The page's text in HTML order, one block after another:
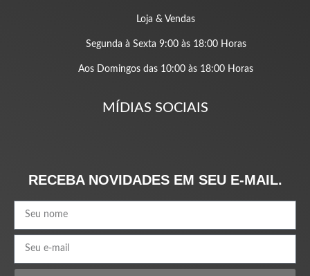
Loja & Vendas
Segunda à Sexta 9:00 às 18:00 Horas
Aos Domingos das 10:00 às 18:00 Horas
MÍDIAS SOCIAIS
RECEBA NOVIDADES EM SEU E-MAIL.